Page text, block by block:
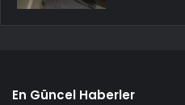
En Güncel Haberler